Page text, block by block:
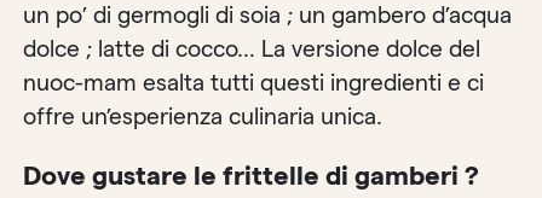
un po’ di germogli di soia ; un gambero d’acqua
dolce ; latte di cocco… La versione dolce del
nuoc-mam esalta tutti questi ingredienti e ci
offre un’esperienza culinaria unica.
Dove gustare le frittelle di gamberi ?